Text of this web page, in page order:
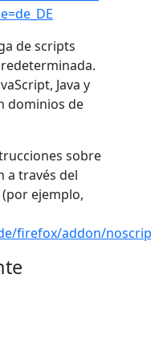
de scripts
Java y
dominios de
sobre
a través del
ejemplo,
firefox/addon/